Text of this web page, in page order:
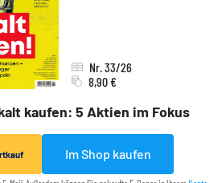
kaufen: 5 Aktien im Fokus
Nr. 33/26
8,90 €
Im Shop kaufen